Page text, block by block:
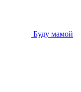
Буду мамой